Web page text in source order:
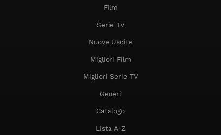
Film
Serie TV
Nuove Uscite
Migliori Film
Migliori Serie TV
Generi
Catalogo
Lista A-Z